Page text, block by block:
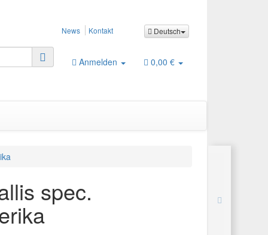
Deutsch
News Kontakt
Anmelden 0,00 €
spec.